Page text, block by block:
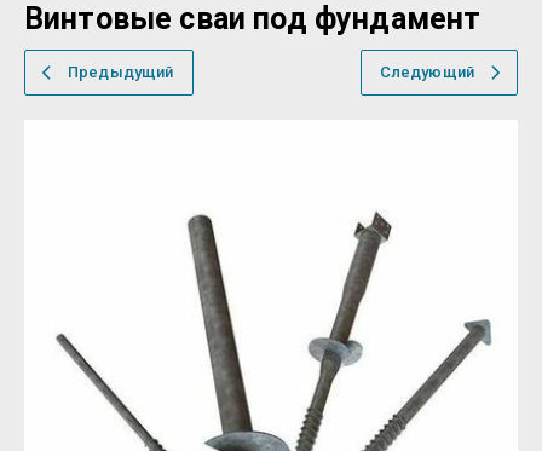
Винтовые сваи под фундамент
Предыдущий Следующий